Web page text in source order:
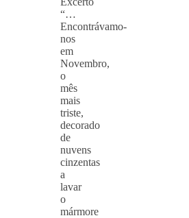
“…
Encontrávamo-
nos
em
Novembro,
o
mês
mais
triste,
decorado
de
nuvens
cinzentas
a
lavar
o
mármore